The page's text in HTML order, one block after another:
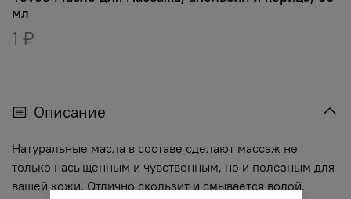
мл
1 ₽
Описание
Натуральные масла в составе сделают массаж не
только насыщенным и чувственным, но и полезным для
вашей кожи. Отлично скользит и смывается водой.